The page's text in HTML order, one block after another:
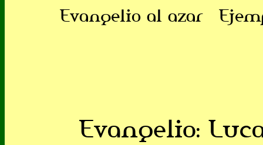
Evangelio al azar
Evangelio: